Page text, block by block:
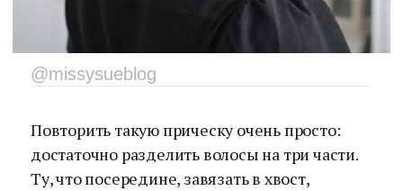
@missysueblog
Повторить такую прическу очень просто:
достаточно разделить волосы на три части.
Ту, что посередине, завязать в хвост,